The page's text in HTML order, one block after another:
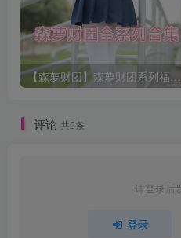
【森萝财团】森萝财团系列福利原版无水印合集下载[与本站内容同步更新]
评论 共2条
请登录后
登录